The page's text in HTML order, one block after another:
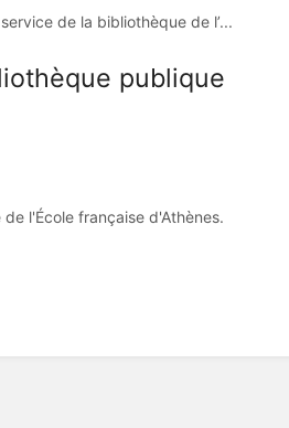
de la bibliothèque de l’...
publique
l'École française d'Athènes.